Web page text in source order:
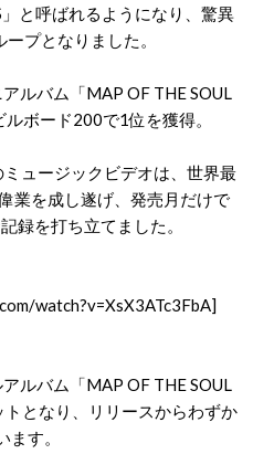
と呼ばれるようになり、驚異
プとなりました。
ルバム「MAP OF THE SOUL
ボード200で1位を獲得。
ュージックビデオは、世界最
業を成し遂げ、発売月だけで
録を打ち立てました。
watch?v=XsX3ATc3FbA]
ルバム「MAP OF THE SOUL
となり、リリースからわずか
す。